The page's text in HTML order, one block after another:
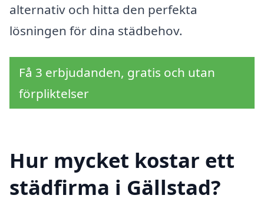
alternativ och hitta den perfekta
lösningen för dina städbehov.
Få 3 erbjudanden, gratis och utan
förpliktelser
Hur mycket kostar ett
städfirma i Gällstad?